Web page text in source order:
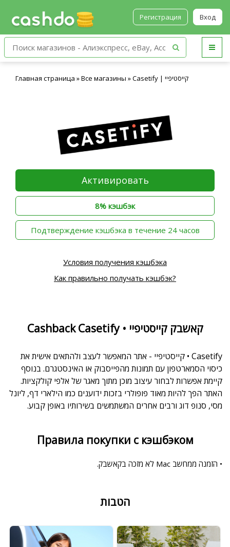
Регистрация Вход
Главная страница »Все магазины » Casetify | קייסטיפיי
Активировать
8% кэшбэк
‫Подтверждение кэшбэка в течение 24 часов
Условия получения кэшбэка
Как правильно получать кэшбэк?
Cashback Casetify • קאשבק קייסטיפיי
Casetify • קייסטיפיי - אתר המאפשר לעצב ולהתאים אישית את
כיסוי הסמארטפון עם תמונות מהפייסבוק או האינסטגרם. בנוסף
קיימת אפשרות לבחור עיצוב מוכן מתוך מאגר של אלפי קולקציות.
האתר הפך להיות מאוד פופולרי בזכות ידוענים כמו הילארי דף, ליונל
מסי, סנופ דוג ורבים אחרים המשתמשים בשירותיו באופן קבוע.
Правила покупки с кэшбэком
• הזמנה ממחשב Mac לא מזכה בקאשבק.
הטבות